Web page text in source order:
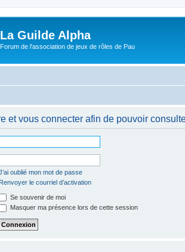
La Guilde Alpha
Forum de l'association de jeux de rôles de Pau
et vous connecter afin de pouvoir
oublié mon mot de passe
Renvoyer le courriel d’activation
Se souvenir de moi
Masquer ma présence lors de cette session